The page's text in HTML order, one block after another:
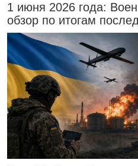
1 июня 2026 года:
обзор по итогам